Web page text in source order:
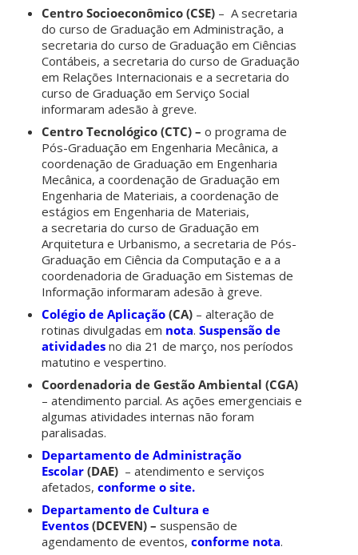
Centro Socioeconômico (CSE) – A secretaria
do curso de Graduação em Administração, a
secretaria do curso de Graduação em Ciências
Contábeis, a secretaria do curso de Graduação
em Relações Internacionais e a secretaria do
curso de Graduação em Serviço Social
informaram adesão à greve.
Centro Tecnológico (CTC) –o programa de
Pós-Graduação em Engenharia Mecânica, a
coordenação de Graduação em Engenharia
Mecânica, a coordenação de Graduação em
Engenharia de Materiais, a coordenação de
estágios em Engenharia de Materiais,
asecretaria do curso de Graduação em
Arquitetura e Urbanismo, a secretaria de Pós-
Graduação em Ciência da Computação e a a
coordenadoria de Graduação em Sistemas de
Informação informaram adesão à greve.
Colégio de Aplicação (CA) – alteração de
rotinas divulgadas em nota.Suspensão de
atividades no dia 21 de março, nos períodos
matutino e vespertino.
Coordenadoria de Gestão Ambiental (CGA)
– atendimento parcial. As ações emergenciais e
algumas atividades internas não foram
paralisadas.
Departamento de Administração
Escolar (DAE) – atendimento e serviços
afetados,conforme o site.
Departamento de Cultura e
Eventos (DCEVEN) –suspensão de
agendamento de eventos,conforme nota.